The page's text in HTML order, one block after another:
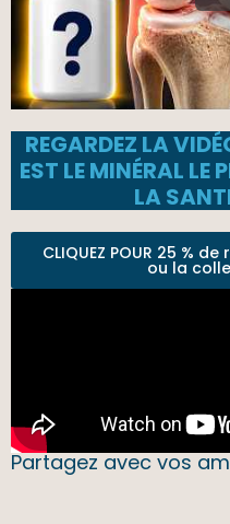
REGARDEZ LA
EST LE MINÉRAL LE
LA
CLIQUEZ POUR 25 %
ou la
Partagez avec vos